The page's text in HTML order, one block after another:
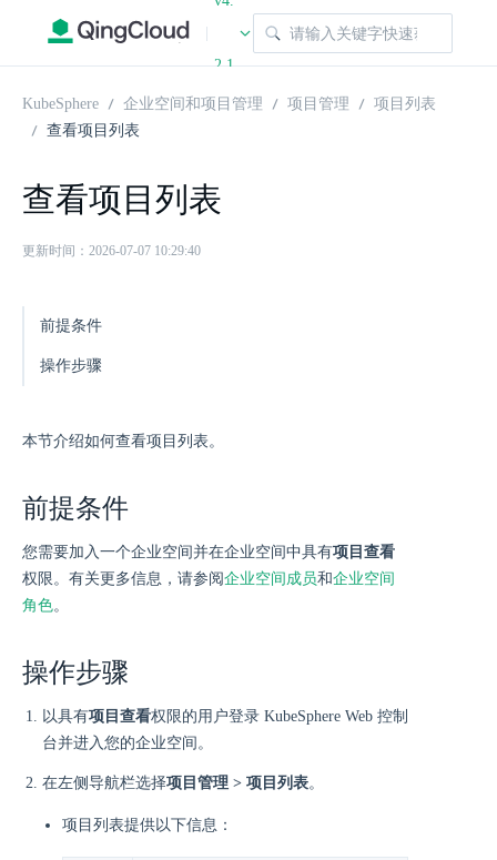
|
2.1
KubeSphere 企业空间和项目管理 项目管理
项目列表
查看项目列表
查看项目列表
更新时间：2026-07-07 10:29:40
前提条件
操作步骤
本节介绍如何查看项目列表。
前提条件
您需要加入一个企业空间并在企业空间中具有项目查看
权限。有关更多信息，请参阅企业空间成员和企业空间
角色。
操作步骤
以具有项目查看权限的用户登录 KubeSphere Web 控制
台并进入您的企业空间。
在左侧导航栏选择项目管理 > 项目列表。
项目列表提供以下信息：